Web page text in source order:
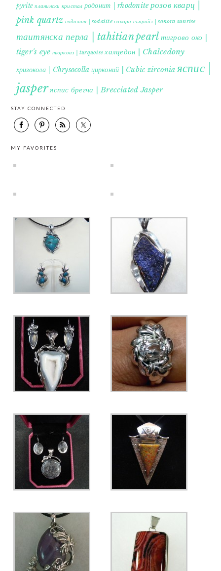
pyrite планински кристал родонит | rhodonite розов кварц |
pink quartz содалит | sodalite сонора сънрайз | sonora sunrise
таитянска перла | tahitian pearl тигрово око |
tiger's eye тюркоаз | turquoise халцедон | Chalcedony
хризокола | Chrysocolla цирконий | Cubic zirconia яспис |
jasperяспис брегча | Brecciated Jasper
STAY CONNECTED
MY FAVORITES